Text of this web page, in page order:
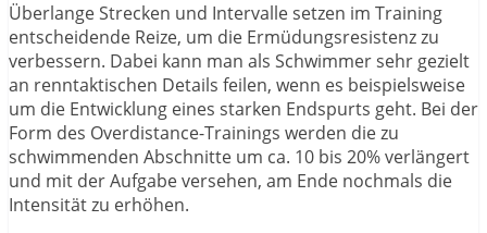
Überlange Strecken und Intervalle setzen im Training
entscheidende Reize, um die Ermüdungsresistenz zu
verbessern. Dabei kann man als Schwimmer sehr gezielt
an renntaktischen Details feilen, wenn es beispielsweise
um die Entwicklung eines starken Endspurts geht. Bei der
Form des Overdistance-Trainings werden die zu
schwimmenden Abschnitte um ca. 10 bis 20% verlängert
und mit der Aufgabe versehen, am Ende nochmals die
Intensität zu erhöhen.